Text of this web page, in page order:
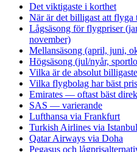
Det viktigaste i korthet
När är det billigast att flyga
Lågsäsong för flygpriser
november)
Mellansäsong (april, juni,
Högsäsong (jul/nyår,
Vilka är de absolut
Vilka flygbolag har bäst
Emirates — oftast bäst
SAS — varierande
Lufthansa via Frankfurt
Turkish Airlines via
Qatar Airways via Doha
Pegasus och